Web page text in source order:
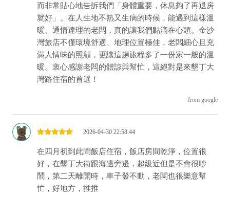
而非常貼心地告訴我們「身體重要，休息夠了再退房
就好」。在人生地不熟又生病的時候，能遇到這樣溫
暖、通情達理的老闆，真的讓我們點滴在心頭。 ​金沙
灣旅店不僅環境舒適、地理位置極佳，老闆細心且充
滿人情味的照顧，更讓這趟旅程多了一份家一般的溫
暖。衷心感謝老闆的體諒與幫忙，這絕對是來墾丁大
灣路住宿的首選！
from google
2026-04-30 22:58:44
在四月初到此間飯店住宿，飯店房間乾淨，位置很
好，在墾丁大街跟海邊旁邊，超級近但是不會很吵
鬧，第二天離開時，車子發不動，老闆也很樂意幫
忙，好地方，推推